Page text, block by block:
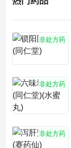
非处方药
非处方药
非处方药